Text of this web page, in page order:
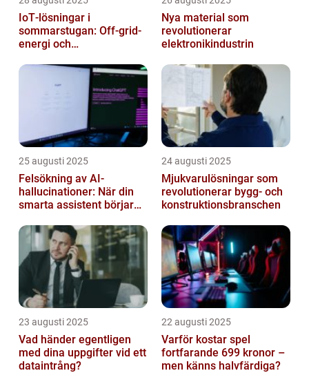
IoT‑lösningar i
sommarstugan: Off‑grid-
energi och
Nya material som
revolutionerar
elektronikindustrin
25 augusti 2025
Felsökning av AI-
hallucinationer: När din
smarta assistent börjar
24 augusti 2025
Mjukvarulösningar som
revolutionerar bygg- och
konstruktionsbranschen
23 augusti 2025
Vad händer egentligen
med dina uppgifter vid ett
dataintrång?
22 augusti 2025
Varför kostar spel
fortfarande 699 kronor –
men känns halvfärdiga?